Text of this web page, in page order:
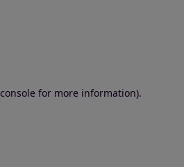
for more information).